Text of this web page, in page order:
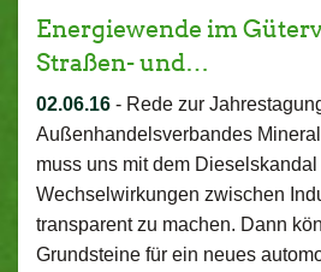
Energiewende im
Straßen- und…
02.06.16 - Rede zur
Außenhandelsverbandes
muss uns mit dem
Wechselwirkungen zwischen
transparent zu machen. Dann
Grundsteine für ein neues